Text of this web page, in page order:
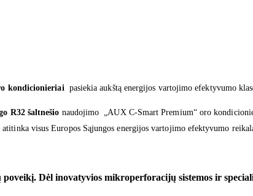
kondicionieriai pasiekia aukštą energijos vartojimo efektyvumo
R32 šaltnešio naudojimo „AUX C-Smart Premium“ oro
visus Europos Sąjungos energijos vartojimo efektyvumo
Dėl inovatyvios mikroperforacijų sistemos ir